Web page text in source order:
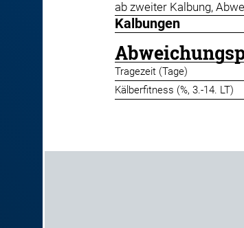
ab zweiter Kalbung,
Kalbungen
Tragezeit (Tage)
Kälberfitness (%, 3.-14. LT)